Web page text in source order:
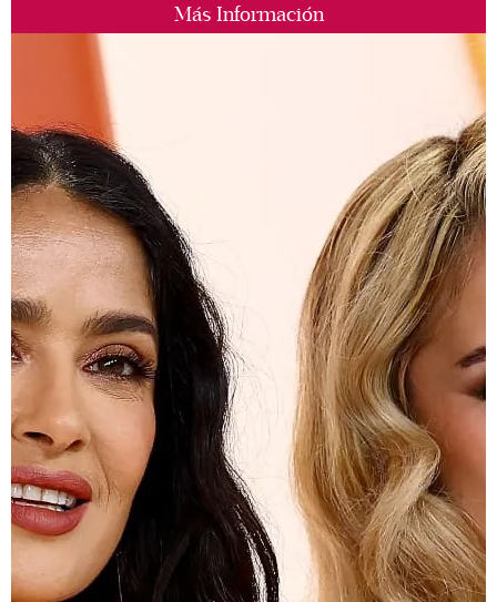
Más Información